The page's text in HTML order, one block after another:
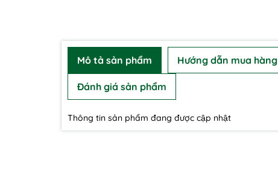
Mô tả sản phẩm Hướng dẫn mua hàng
Đánh giá sản phẩm
Thông tin sản phẩm đang được cập nhật